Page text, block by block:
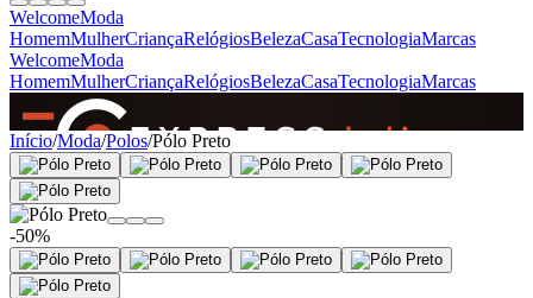
WelcomeModa
HomemMulherCriançaRelógiosBelezaCasaTecnologiaMarcas
WelcomeModa
HomemMulherCriançaRelógiosBelezaCasaTecnologiaMarcas
SINCE 2005
+de 36.000 reviews
Início/Moda/Polos/Pólo Preto
-50%